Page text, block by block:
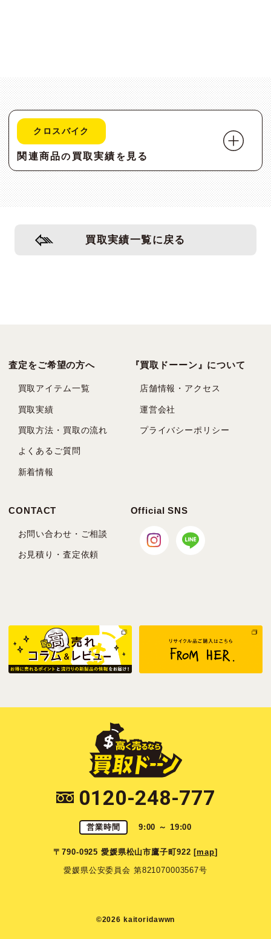
クロスバイク
関連商品の 買取実績 を 見る
買取実績一覧に戻る
査定をご希望の方へ
買取アイテム一覧
買取実績
買取方法・買取の流れ
よくあるご質問
新着情報
『買取ドーーン』について
店舗情報・アクセス
運営会社
プライバシーポリシー
CONTACT
お問い合わせ・ご相談
お見積り・査定依頼
Official SNS
0120-248-777
営業時間 9:00 ～ 19:00
〒790-0925 愛媛県松山市鷹子町922 [map]
愛媛県公安委員会 第821070003567号
©2026 kaitoridawwn